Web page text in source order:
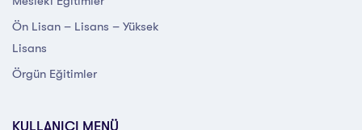
Ön Lisan – Lisans – Yüksek
Lisans
Örgün Eğitimler
KULLANICI MENÜ